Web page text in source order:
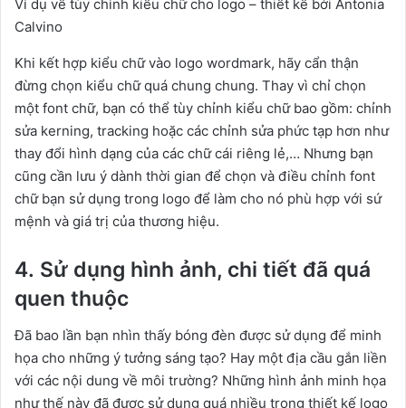
Ví dụ về tùy chỉnh kiểu chữ cho logo – thiết kế bởi Antonia
Calvino
Khi kết hợp kiểu chữ vào logo wordmark, hãy cẩn thận
đừng chọn kiểu chữ quá chung chung. Thay vì chỉ chọn
một font chữ, bạn có thể tùy chỉnh kiểu chữ bao gồm: chỉnh
sửa kerning, tracking hoặc các chỉnh sửa phức tạp hơn như
thay đổi hình dạng của các chữ cái riêng lẻ,… Nhưng bạn
cũng cần lưu ý dành thời gian để chọn và điều chỉnh font
chữ bạn sử dụng trong logo để làm cho nó phù hợp với sứ
mệnh và giá trị của thương hiệu.
4. Sử dụng hình ảnh, chi tiết đã quá
quen thuộc
Đã bao lần bạn nhìn thấy bóng đèn được sử dụng để minh
họa cho những ý tưởng sáng tạo? Hay một địa cầu gắn liền
với các nội dung về môi trường? Những hình ảnh minh họa
như thế này đã được sử dụng quá nhiều trong thiết kế logo